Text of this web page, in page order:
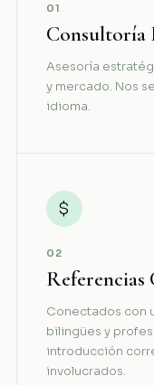
01
Consultoría
Asesoría
y mercado. Nos
idioma.
$
02
Referencias
Conectados con
bilingües y
introducción
involucrados.